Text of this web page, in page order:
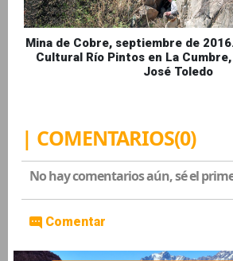
Mina de Cobre, septiembre de
Cultural Río Pintos en La
José Toledo
| COMENTARIOS(0)
No hay comentarios aún, sé el
Comentar